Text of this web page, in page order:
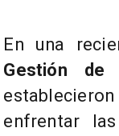
En una
Gestión de
enfrentar